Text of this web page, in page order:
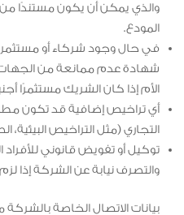
والذي يمكن أن يكون مستندًا من
المودع.
في حال وجود شركاء أو
شهادة عدم ممانعة من الجهات
الأم إذا كان الشريك مستثمرًا
أي تراخيص إضافية قد تكون
التجاري (مثل التراخيص البيئية،
توكيل أو تفويض قانوني للأفراد
والتصرف نيابة عن الشركة إذا لزم
بيانات الاتصال الخاصة